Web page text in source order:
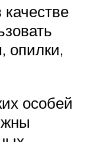
опилки,
особей